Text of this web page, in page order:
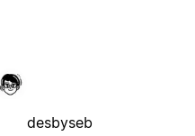
desbyseb